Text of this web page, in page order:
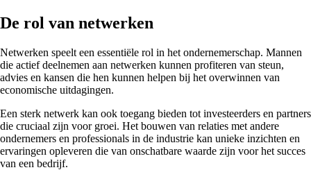
De rol van netwerken
Netwerken speelt een essentiële rol in het ondernemerschap. Mannen
die actief deelnemen aan netwerken kunnen profiteren van steun,
advies en kansen die hen kunnen helpen bij het overwinnen van
economische uitdagingen.
Een sterk netwerk kan ook toegang bieden tot investeerders en partners
die cruciaal zijn voor groei. Het bouwen van relaties met andere
ondernemers en professionals in de industrie kan unieke inzichten en
ervaringen opleveren die van onschatbare waarde zijn voor het succes
van een bedrijf.